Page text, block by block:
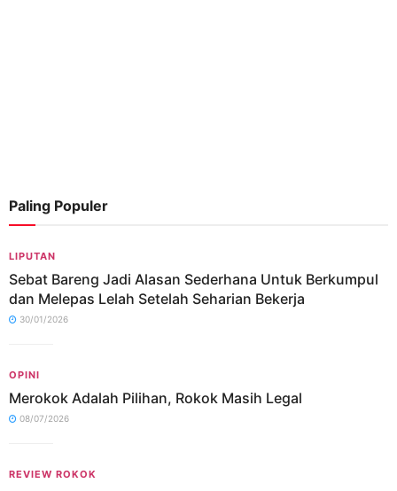
Paling Populer
LIPUTAN
Sebat Bareng Jadi Alasan Sederhana Untuk Berkumpul
dan Melepas Lelah Setelah Seharian Bekerja
30/01/2026
OPINI
Merokok Adalah Pilihan, Rokok Masih Legal
08/07/2026
REVIEW ROKOK